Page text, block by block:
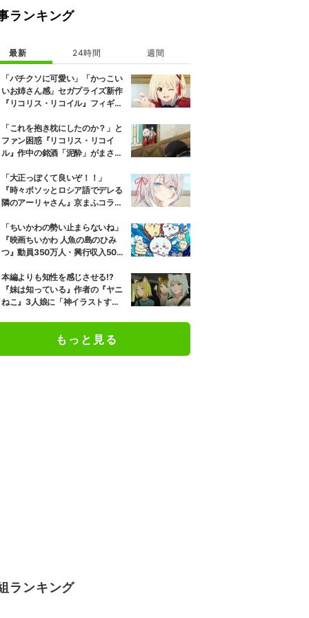
ランキング
最新 24時間 週間
「バチクソに可愛い」「かっこい
いお姉さん感」セガプライズ新作
『リコリス・リコイル』フィギュ
「これを抱き枕にしたのか？」と
ファン困惑『リコリス・リコイ
ル』作中の銘酒「泥酔」がまさか
「大正っぽくて良いぞ！！」
『時々ボソッとロシア語でデレる
隣のアーリャさん』京まふコラボ
「ちいかわの勢い止まらないね」
『映画ちいかわ 人魚の島のひみ
つ』動員350万人・興行収入50億
本編よりも知性を感じさせる!?
『妹は知っている』作者の『ヤニ
ねこ』3人娘に「神イラストすぎ
もっと見る
ランキング